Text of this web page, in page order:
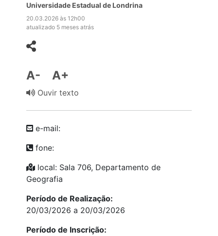
Universidade Estadual de Londrina
20.03.2026 às 12h00
atualizado 5 meses atrás
A- A+
Ouvir texto
e-mail:
fone:
local: Sala 706, Departamento de
Geografia
Período de Realização:
20/03/2026 a 20/03/2026
Período de Inscrição: